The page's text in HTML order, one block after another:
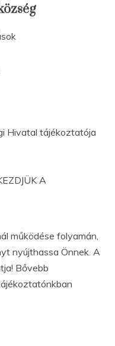
Hivatal tájékoztatója
A
működése folyamán,
nyújthassa Önnek. A
Bővebb